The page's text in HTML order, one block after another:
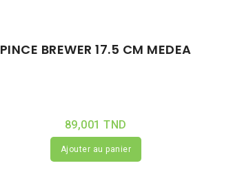
PINCE BREWER 17.5 CM MEDEA
89,001 TND
Ajouter au panier